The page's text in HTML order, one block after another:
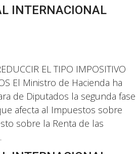
INTERNACIONAL
EL TIPO IMPOSITIVO
El Ministro de Hacienda ha
de Diputados la segunda fase
afecta al Impuestos sobre
sobre la Renta de las